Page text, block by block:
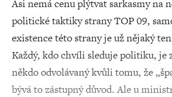
Asi nemá cenu plýtvat sarkasmy na
politické taktiky strany TOP 09,
existence této strany je už nějaký
Každý, kdo chvíli sleduje politiku, je
někdo odvolávaný kvůli tomu, že
bývá to zástupný důvod. Ale u